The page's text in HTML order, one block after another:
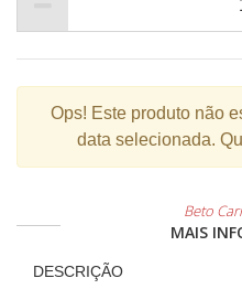
Ops! Este produto não
data selecionada.
Beto
MAIS
DESCRIÇÃO